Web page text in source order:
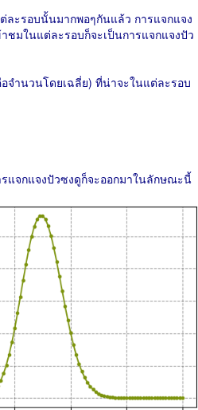
ละรอบนั้นมากพอๆกันแล้ว การแจกแจง
ชมในแต่ละรอบก็จะเป็นการแจกแจงปัว
จำนวนโดยเฉลี่ย) ที่น่าจะในแต่ละรอบ
แจกแจงปัวซงดูก็จะออกมาในลักษณะนี้